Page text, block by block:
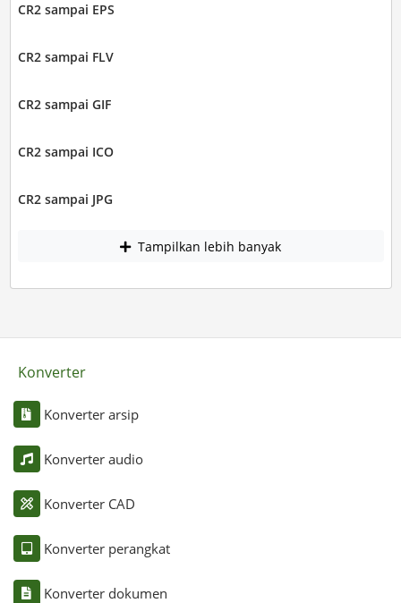
CR2 sampai EPS
CR2 sampai FLV
CR2 sampai GIF
CR2 sampai ICO
CR2 sampai JPG
Tampilkan lebih banyak
Konverter
Konverter arsip
Konverter audio
Konverter CAD
Konverter perangkat
Konverter dokumen